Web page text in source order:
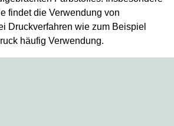
findet die Verwendung von
Druckverfahren wie zum Beispiel
häufig Verwendung.